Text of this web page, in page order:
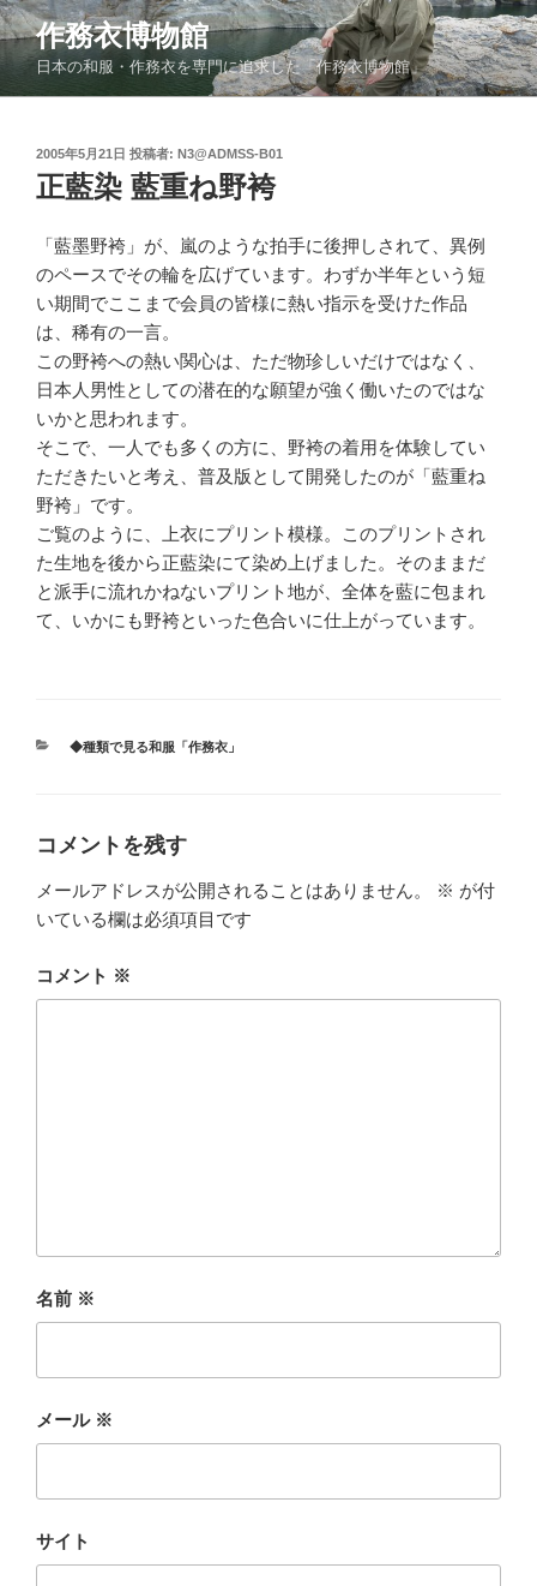
コ
ン
テ
ン
作務衣博物館
日本の和服・作務衣を専門に追求した「作務衣博物館」
投
稿
日:
2005年5月21日 投稿者: N3@ADMSS-B01
正藍染 藍重ね野袴
「藍墨野袴」が、嵐のような拍手に後押しされて、異例
のペースでその輪を広げています。わずか半年という短
い期間でここまで会員の皆様に熱い指示を受けた作品
は、稀有の一言。
この野袴への熱い関心は、ただ物珍しいだけではなく、
日本人男性としての潜在的な願望が強く働いたのではな
いかと思われます。
そこで、一人でも多くの方に、野袴の着用を体験してい
ただきたいと考え、普及版として開発したのが「藍重ね
野袴」です。
ご覧のように、上衣にプリント模様。このプリントされ
た生地を後から正藍染にて染め上げました。そのままだ
と派手に流れかねないプリント地が、全体を藍に包まれ
て、いかにも野袴といった色合いに仕上がっています。
カ
◆種類で見る和服「作務衣」
コメントを残す
メールアドレスが公開されることはありません。 ※ が付
いている欄は必須項目です
コメント ※
名前 ※
メール ※
サイト